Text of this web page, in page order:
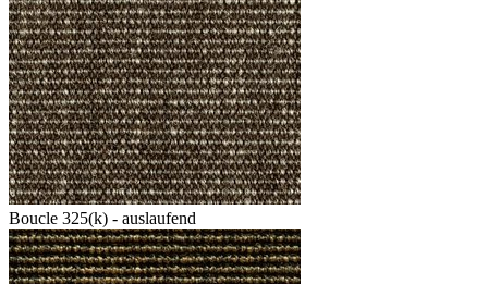
Boucle 325(k) - auslaufend